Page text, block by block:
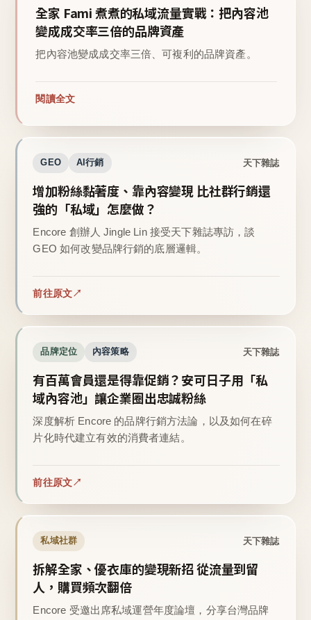
全家 Fami 煮煮的私域流量實戰：把內容池
變成成交率三倍的品牌資產
把內容池變成成交率三倍、可複利的品牌資產。
閱讀全文
GEO AI行銷 天下雜誌
增加粉絲黏著度、靠內容變現 比社群行銷還
強的「私域」怎麼做？
Encore 創辦人 Jingle Lin 接受天下雜誌專訪，談
GEO 如何改變品牌行銷的底層邏輯。
前往原文
品牌定位 內容策略 天下雜誌
有百萬會員還是得靠促銷？安可日子用「私
域內容池」讓企業圈出忠誠粉絲
深度解析 Encore 的品牌行銷方法論，以及如何在碎
片化時代建立有效的消費者連結。
前往原文
私域社群 天下雜誌
拆解全家、優衣庫的變現新招 從流量到留
人，購買頻次翻倍
Encore 受邀出席私域運營年度論壇，分享台灣品牌